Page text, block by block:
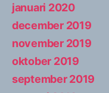
januari 2020
december 2019
november 2019
oktober 2019
september 2019